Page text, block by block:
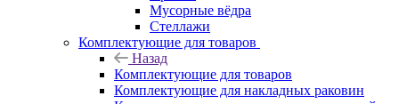
Мусорные вёдра
Стеллажи
Комплектующие для товаров
Назад
Комплектующие для товаров
Комплектующие для накладных раковин